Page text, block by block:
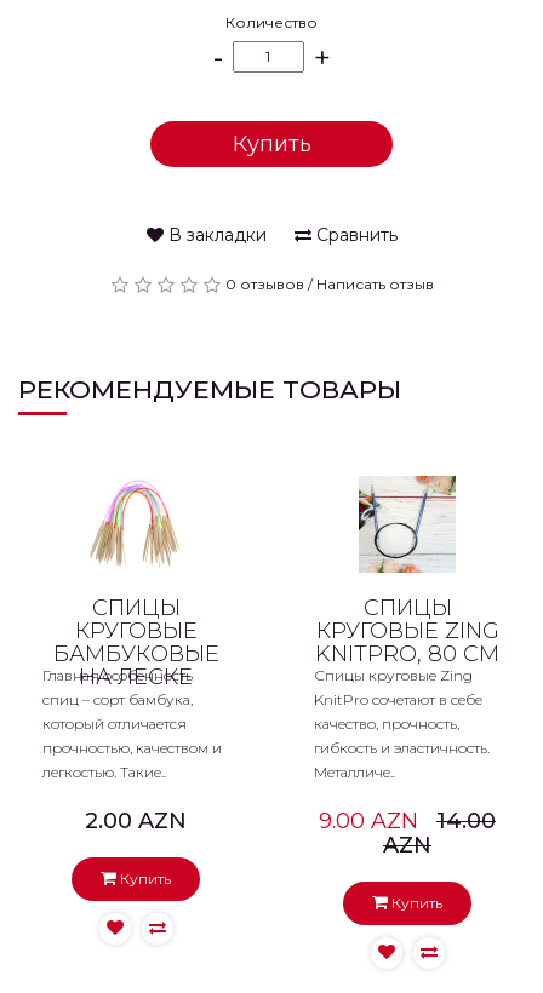
Количество
- +
Купить
В закладки Сравнить
0 отзывов / Написать отзыв
РЕКОМЕНДУЕМЫЕ ТОВАРЫ
СПИЦЫ
КРУГОВЫЕ
БАМБУКОВЫЕ
НА ЛЕСКЕ
Главная особенность
спиц – сорт бамбука,
который отличается
прочностью, качеством и
легкостью. Такие..
2.00 AZN
Купить
СПИЦЫ
КРУГОВЫЕ ZING
KNITPRO, 80 СМ
Спицы круговые Zing
KnitPro сочетают в себе
качество, прочность,
гибкость и эластичность.
Металличе..
9.00 AZN
14.00
AZN
Купить